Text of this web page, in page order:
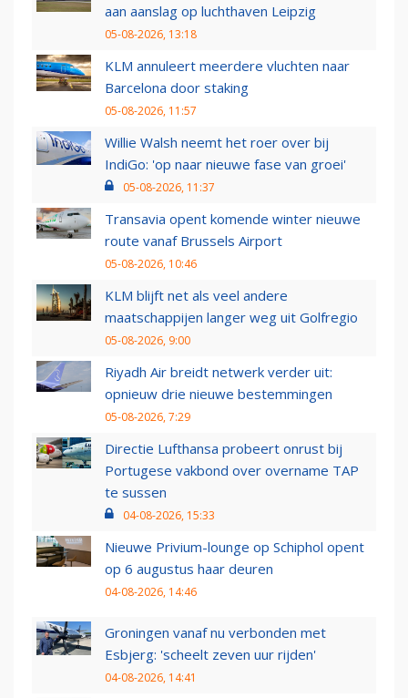
aan aanslag op luchthaven Leipzig
05-08-2026, 13:18
KLM annuleert meerdere vluchten naar
Barcelona door staking
05-08-2026, 11:57
Willie Walsh neemt het roer over bij
IndiGo: 'op naar nieuwe fase van groei'
05-08-2026, 11:37
Transavia opent komende winter nieuwe
route vanaf Brussels Airport
05-08-2026, 10:46
KLM blijft net als veel andere
maatschappijen langer weg uit Golfregio
05-08-2026, 9:00
Riyadh Air breidt netwerk verder uit:
opnieuw drie nieuwe bestemmingen
05-08-2026, 7:29
Directie Lufthansa probeert onrust bij
Portugese vakbond over overname TAP
te sussen
04-08-2026, 15:33
Nieuwe Privium-lounge op Schiphol opent
op 6 augustus haar deuren
04-08-2026, 14:46
Groningen vanaf nu verbonden met
Esbjerg: 'scheelt zeven uur rijden'
04-08-2026, 14:41